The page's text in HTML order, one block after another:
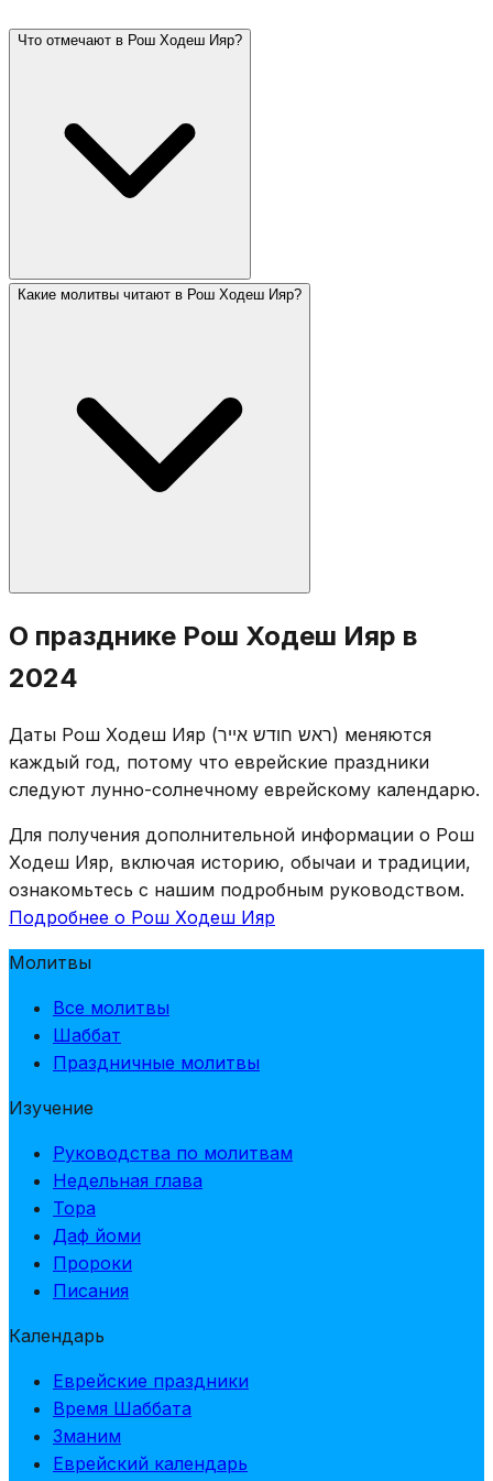
Что отмечают в Рош Ходеш Ияр?
твой»). В Ияре отмечают Йом ха-Ацмаут, Лаг ба-
Омер и Йом Иерусалима. Подсчёт Омера
продолжается весь месяц.
Какие молитвы читают в Рош Ходеш Ияр?
Стандартные молитвы Рош Ходеш: сокращённый
Халлель, Мусаф, «Яале ве-яво», чтение из Торы.
Таханун не произносят. Продолжается подсчёт
Ияр всегда двухдневный (30-е Нисана и 1-е Ияра).
О празднике Рош Ходеш Ияр в
2024
Даты Рош Ходеш Ияр (ראש חודש אייר) меняются
каждый год, потому что еврейские праздники
следуют лунно-солнечному еврейскому календарю.
Для получения дополнительной информации о Рош
Ходеш Ияр, включая историю, обычаи и традиции,
ознакомьтесь с нашим подробным руководством.
Подробнее о Рош Ходеш Ияр
Молитвы
Все молитвы
Шаббат
Праздничные молитвы
Изучение
Руководства по молитвам
Недельная глава
Тора
Даф йоми
Пророки
Писания
Календарь
Еврейские праздники
Время Шаббата
Зманим
Еврейский календарь